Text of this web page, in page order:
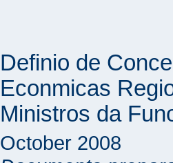
Definio de
Econmicas
Ministros da
October 2008